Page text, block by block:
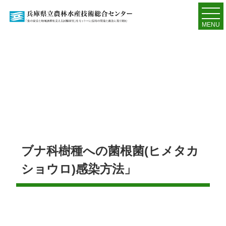
MENU
ブナ科樹種への菌根菌(ヒメタカ
ショウロ)感染方法」